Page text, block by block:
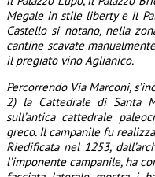
Megale in stile liberty e il
Castello si notano, nella
cantine scavate
il pregiato vino Aglianico.
Percorrendo Via Marconi,
2) la Cattedrale di Santa
sull’antica cattedrale
greco. Il campanile fu
Riedificata nel 1253,
l’imponente campanile, ha